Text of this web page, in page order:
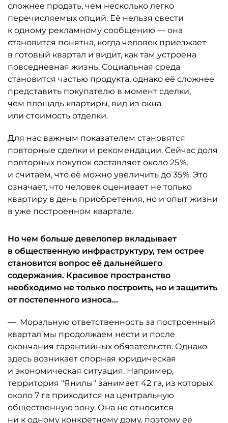
сложнее продать, чем несколько легко
перечисляемых опций. Её нельзя свести
к одному рекламному сообщению — она
становится понятна, когда человек приезжает
в готовый квартал и видит, как там устроена
повседневная жизнь. Социальная среда
становится частью продукта, однако её сложнее
представить покупателю в момент сделки,
чем площадь квартиры, вид из окна
или стоимость отделки.
Для нас важным показателем становятся
повторные сделки и рекомендации. Сейчас доля
повторных покупок составляет около 25 %,
и считаем, что её можно увеличить до 35 %. Это
означает, что человек оценивает не только
квартиру в день приобретения, но и опыт жизни
в уже построенном квартале.
Но чем больше девелопер вкладывает
в общественную инфраструктуру, тем острее
становится вопрос её дальнейшего
содержания. Красивое пространство
необходимо не только построить, но и защитить
от постепенного износа...
— Моральную ответ­ственность за построенный
квартал мы продолжаем нести и после
окончания гарантийных обязательств. Однако
здесь возникает спорная юридическая
и экономическая ситуация. Например,
территория "Янилы" занимает 42 га, из которых
около 7 га приходится на центральную
общественную зону. Она не относится
ни к одному конкретному дому, поэтому её